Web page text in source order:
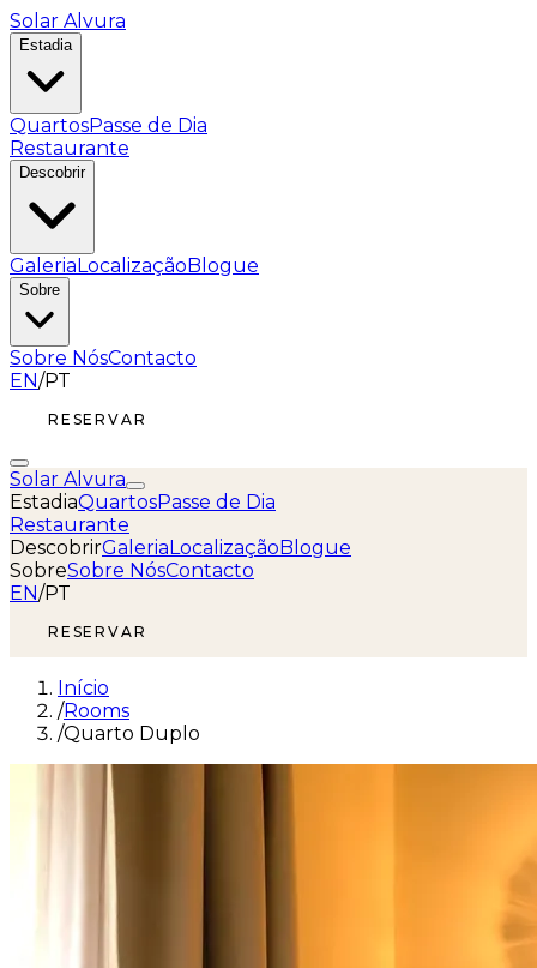
Solar Alvura
Estadia
QuartosPasse de Dia
Restaurante
Descobrir
GaleriaLocalizaçãoBlogue
Sobre
Sobre NósContacto
EN/PT
RESERVAR
Solar Alvura
EstadiaQuartosPasse de Dia
Restaurante
DescobrirGaleriaLocalizaçãoBlogue
SobreSobre NósContacto
EN/PT
RESERVAR
Início
/Rooms
/Quarto Duplo